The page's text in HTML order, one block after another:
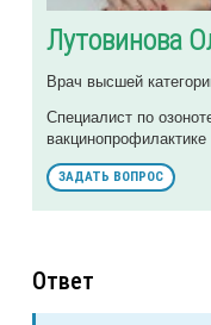
Лутовинова
Врач высшей
Специалист по
вакцинопрофилактике
ЗАДАТЬ ВОПРОС
Ответ